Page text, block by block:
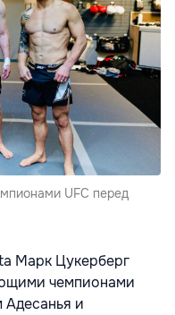
UFC перед
Марк Цукерберг
чемпионами
Адесанья и